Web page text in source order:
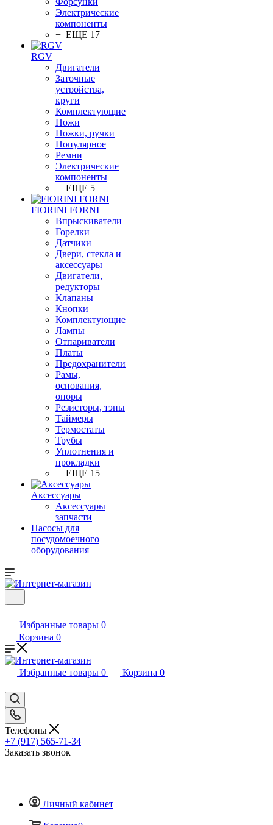
Электрические
компоненты
+ ЕЩЕ 17
RGV
Двигатели
Заточные
устройства,
круги
Комплектующие
Ножи
Ножки, ручки
Популярное
Ремни
Электрические
компоненты
+ ЕЩЕ 5
FIORINI FORNI
Впрыскиватели
Горелки
Датчики
Двери, стекла и
аксессуары
Двигатели,
редукторы
Клапаны
Кнопки
Комплектующие
Лампы
Отпариватели
Платы
Предохранители
Рамы,
основания,
опоры
Резисторы, тэны
Таймеры
Термостаты
Трубы
Уплотнения и
прокладки
+ ЕЩЕ 15
Аксессуары
Аксессуары
запчасти
Насосы для
посудомоечного
оборудования
Избранные товары 0
Корзина 0
Избранные товары 0 Корзина 0
Телефоны
+7 (917) 565-71-34
Заказать звонок
Личный кабинет